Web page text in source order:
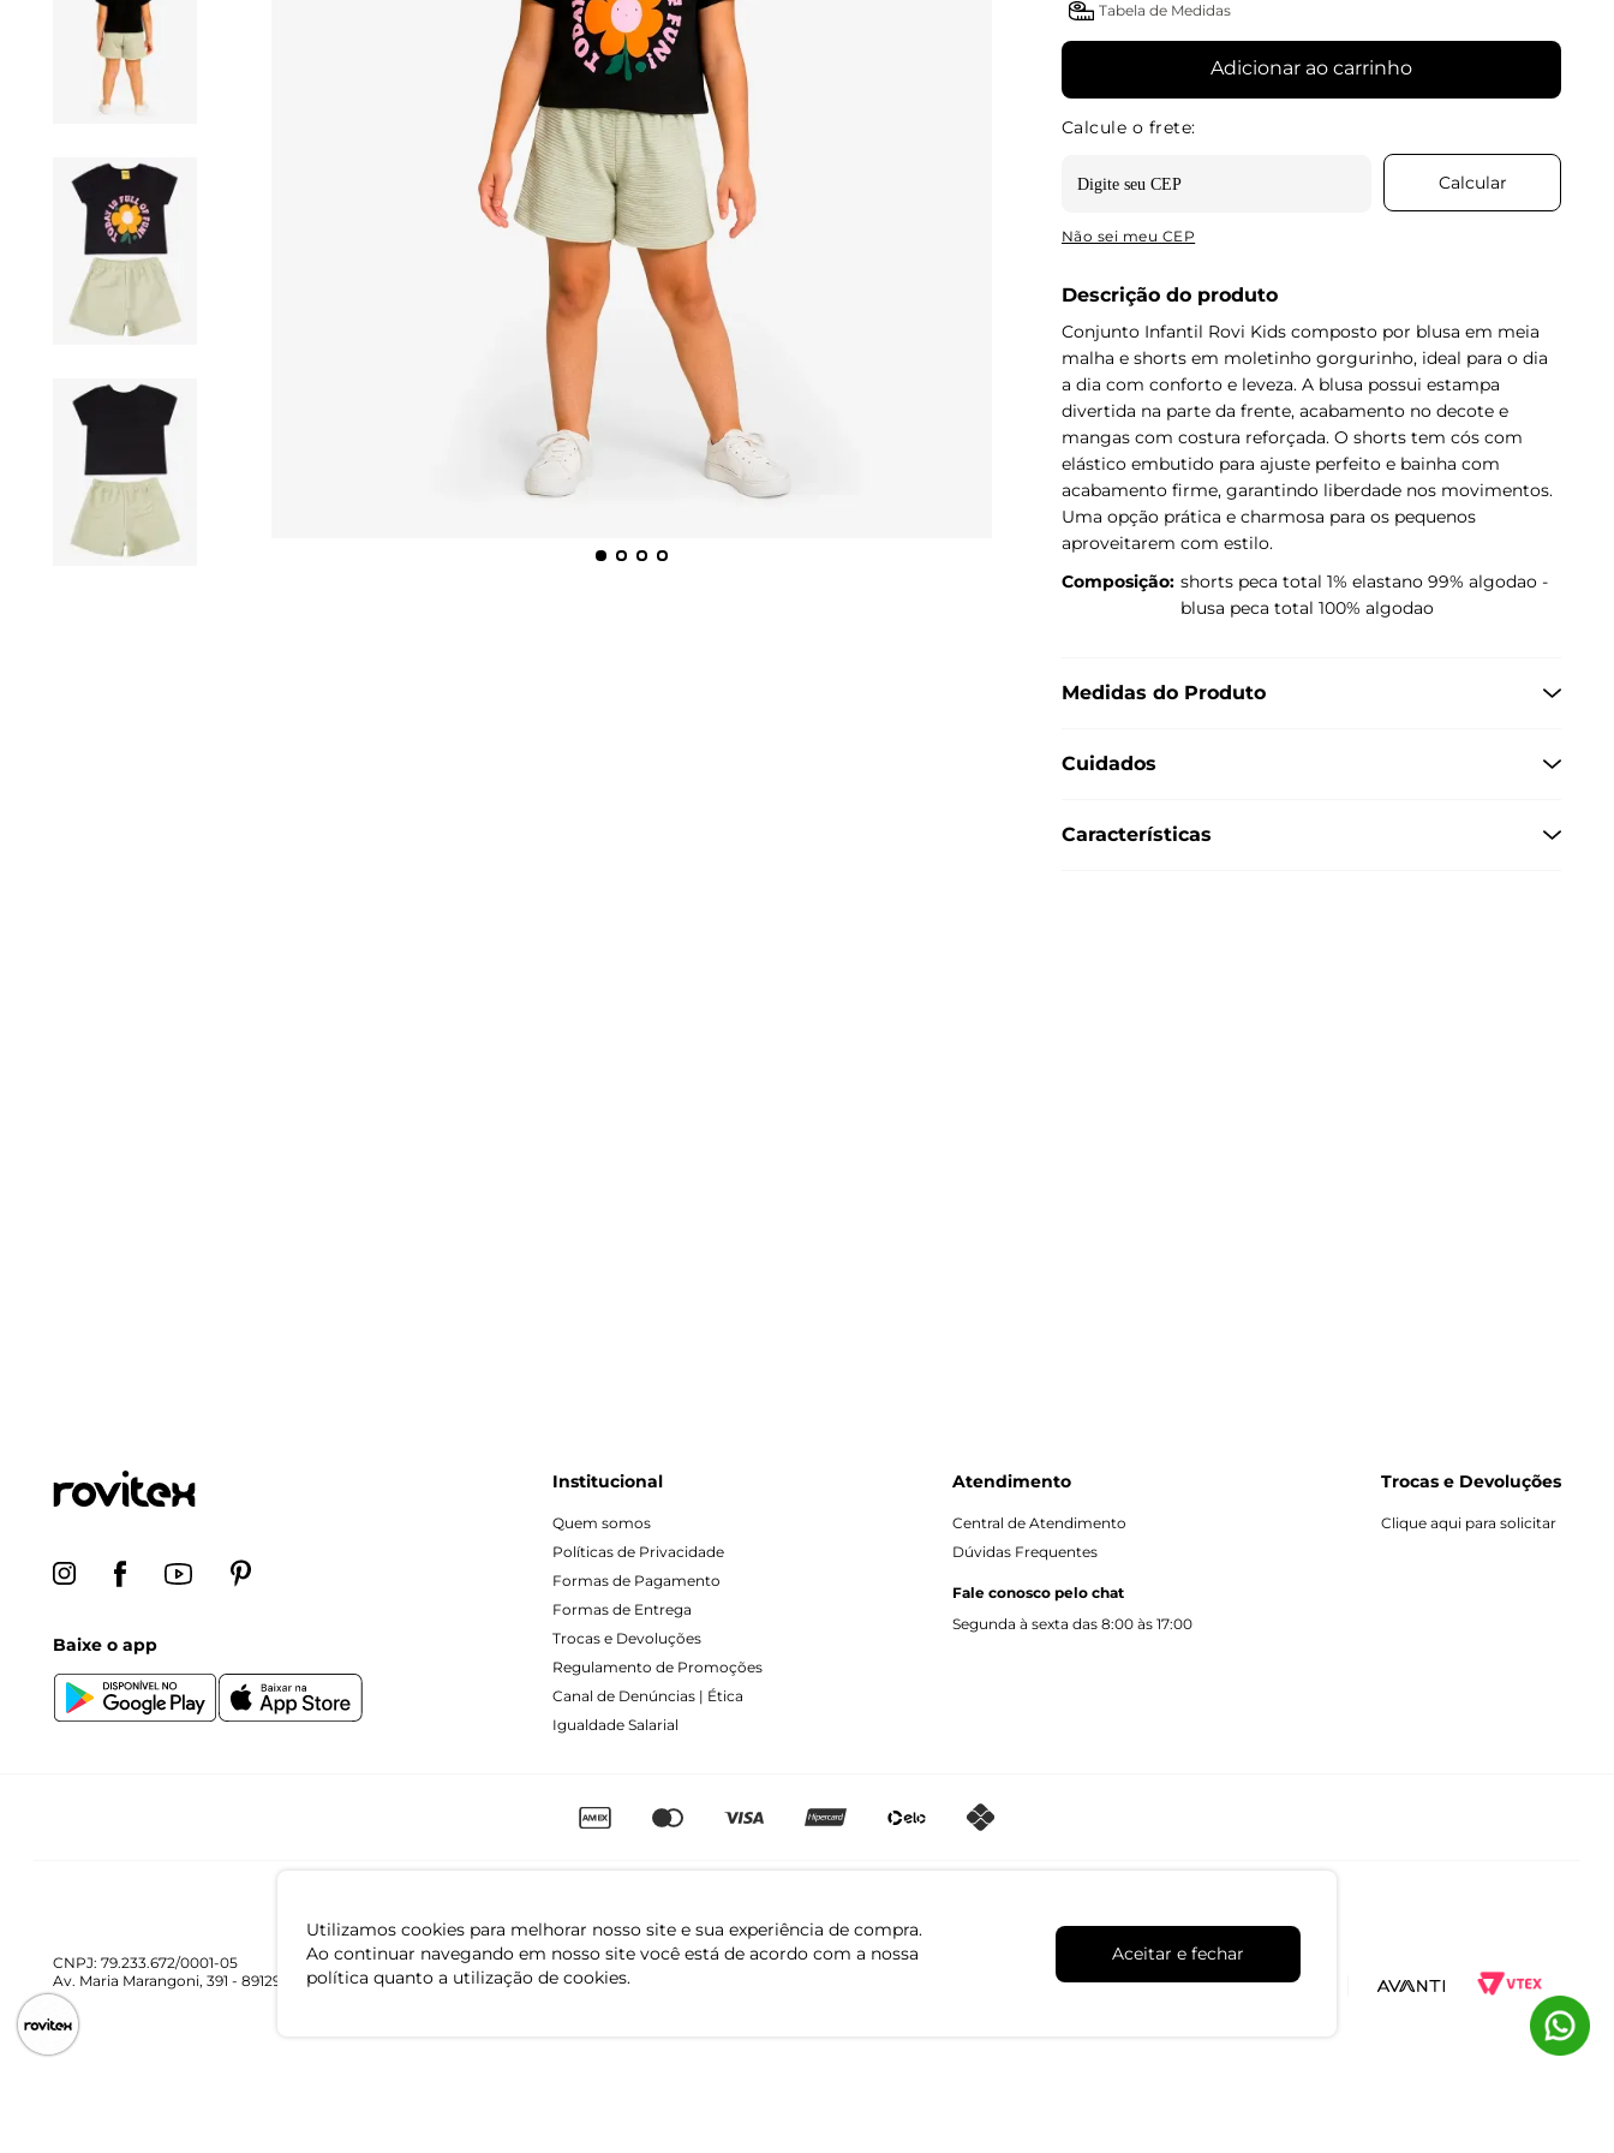
Utilizamos cookies para melhorar nosso site e sua experiência de compra.
Ao continuar navegando em nosso site você está de acordo com a nossa
política quanto a utilização de cookies.
Aceitar e fechar
Tabela de Medidas
Adicionar ao carrinho
Não sei meu CEP
Descrição do produto
Conjunto Infantil Rovi Kids composto por blusa em meia
malha e shorts em moletinho gorgurinho, ideal para o dia
a dia com conforto e leveza. A blusa possui estampa
divertida na parte da frente, acabamento no decote e
mangas com costura reforçada. O shorts tem cós com
elástico embutido para ajuste perfeito e bainha com
acabamento firme, garantindo liberdade nos movimentos.
Uma opção prática e charmosa para os pequenos
aproveitarem com estilo.
Composição: shorts peca total 1% elastano 99% algodao -
blusa peca total 100% algodao
Medidas do Produto
Cuidados
Características
Baixe o app
Institucional
Quem somos
Políticas de Privacidade
Formas de Pagamento
Formas de Entrega
Trocas e Devoluções
Regulamento de Promoções
Canal de Denúncias | Ética
Igualdade Salarial
Atendimento
Central de Atendimento
Dúvidas Frequentes
Fale conosco pelo chat
Segunda à sexta das 8:00 às 17:00
Trocas e Devoluções
Clique aqui para solicitar
CNPJ: 79.233.672/0001-05
Av. Maria Marangoni, 391 - 89129-080 - Luiz Alves - SC